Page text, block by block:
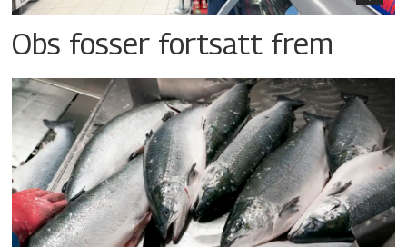
Obs fosser fortsatt frem